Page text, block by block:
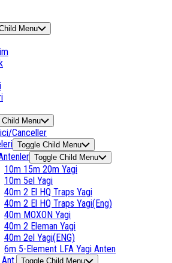
Menu
Child Menu
Canceller
Toggle Child Menu
Toggle Child Menu
10m 15m 20m Yagi
10m 5el Yagi
40m 2 El HQ Traps Yagi
40m 2 El HQ Traps Yagi(Eng)
40m MOXON Yagi
40m 2 Eleman Yagi
40m 2el Yagi(ENG)
6m 5-Element LFA Yagi Anten
Toggle Child Menu